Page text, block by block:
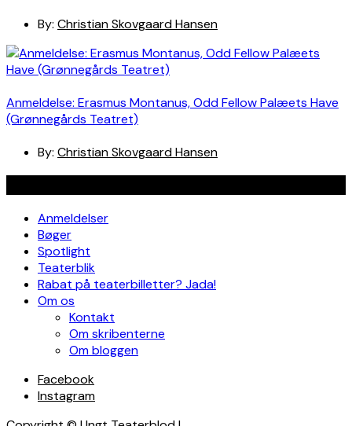
By: Christian Skovgaard Hansen
Anmeldelse: Erasmus Montanus, Odd Fellow Palæets Have
(Grønnegårds Teatret)
By: Christian Skovgaard Hansen
Anmeldelser
Bøger
Spotlight
Teaterblik
Rabat på teaterbilletter? Jada!
Om os
Kontakt
Om skribenterne
Om bloggen
Facebook
Instagram